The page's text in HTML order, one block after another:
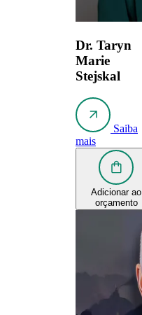
Dr. Taryn
Marie
Stejskal
Saiba
mais
Adicionar ao
orçamento